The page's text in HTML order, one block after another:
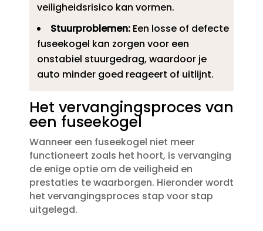
veiligheidsrisico kan vormen.​
Stuurproblemen:Een losse of defecte
fuseekogel kan zorgen voor een
onstabiel stuurgedrag, waardoor je
auto minder goed reageert of uitlijnt.​
Het vervangingsproces van
een fuseekogel
Wanneer een fuseekogel niet meer
functioneert zoals het hoort, is vervanging
de enige optie om de veiligheid en
prestaties te waarborgen.​ Hieronder wordt
het vervangingsproces stap voor stap
uitgelegd.​